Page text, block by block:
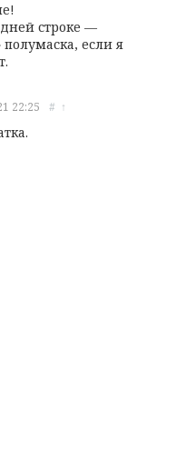
строке —
полумаска, если я
22:25 # ↑